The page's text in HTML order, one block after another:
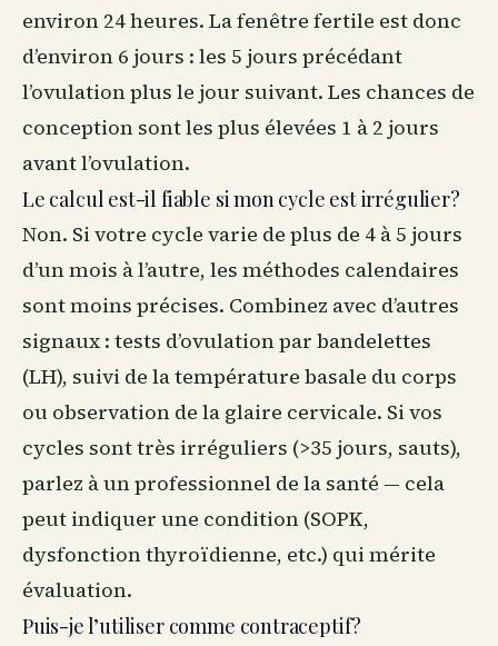
environ 24 heures. La fenêtre fertile est donc
d’environ 6 jours : les 5 jours précédant
l’ovulation plus le jour suivant. Les chances de
conception sont les plus élevées 1 à 2 jours
avant l’ovulation.
Le calcul est-il fiable si mon cycle est irrégulier?
Non. Si votre cycle varie de plus de 4 à 5 jours
d’un mois à l’autre, les méthodes calendaires
sont moins précises. Combinez avec d’autres
signaux : tests d’ovulation par bandelettes
(LH), suivi de la température basale du corps
ou observation de la glaire cervicale. Si vos
cycles sont très irréguliers (>35 jours, sauts),
parlez à un professionnel de la santé — cela
peut indiquer une condition (SOPK,
dysfonction thyroïdienne, etc.) qui mérite
évaluation.
Puis-je l’utiliser comme contraceptif?